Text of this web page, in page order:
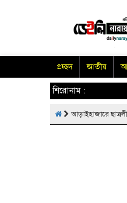
প্রচ্ছদ জাতীয়
শিরোনাম :
আড়াইহাজারে